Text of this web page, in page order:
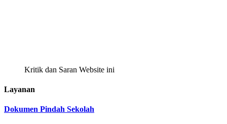
Kritik dan Saran Website ini
Layanan
Dokumen Pindah Sekolah